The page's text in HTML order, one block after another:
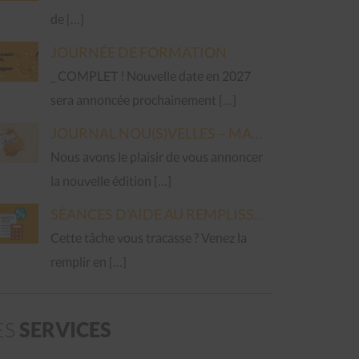
de […]
JOURNÉE DE FORMATION
_ COMPLET ! Nouvelle date en 2027
sera annoncée prochainement […]
JOURNAL NOU(S)VELLES – MARS 2026
Nous avons le plaisir de vous annoncer
la nouvelle édition […]
SÉANCES D'AIDE AU REMPLISSAGE DE LA DÉCLARATION D'IMPÔT 2025
Cette tâche vous tracasse ? Venez la
remplir en […]
SERVICES